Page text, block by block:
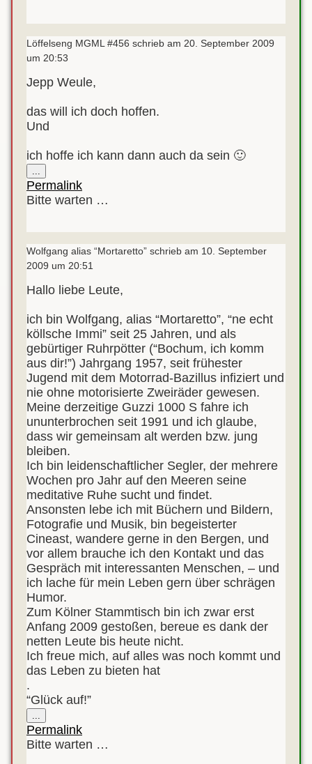
Löffelseng MGML #456 schrieb am 20. September 2009
um 20:53
Jepp Weule,
das will ich doch hoffen.
Und
ich hoffe ich kann dann auch da sein 🙂
Metabox
ein-/ausblenden.
Permalink
Bitte warten …
Wolfgang alias “Mortaretto” schrieb am 10. September
2009 um 20:51
Hallo liebe Leute,
ich bin Wolfgang, alias “Mortaretto”, “ne echt
köllsche Immi” seit 25 Jahren, und als
gebürtiger Ruhrpötter (“Bochum, ich komm
aus dir!”) Jahrgang 1957, seit frühester
Jugend mit dem Motorrad-Bazillus infiziert und
nie ohne motorisierte Zweiräder gewesen.
Meine derzeitige Guzzi 1000 S fahre ich
ununterbrochen seit 1991 und ich glaube,
dass wir gemeinsam alt werden bzw. jung
bleiben.
Ich bin leidenschaftlicher Segler, der mehrere
Wochen pro Jahr auf den Meeren seine
meditative Ruhe sucht und findet.
Ansonsten lebe ich mit Büchern und Bildern,
Fotografie und Musik, bin begeisterter
Cineast, wandere gerne in den Bergen, und
vor allem brauche ich den Kontakt und das
Gespräch mit interessanten Menschen, – und
ich lache für mein Leben gern über schrägen
Humor.
Zum Kölner Stammtisch bin ich zwar erst
Anfang 2009 gestoßen, bereue es dank der
netten Leute bis heute nicht.
Ich freue mich, auf alles was noch kommt und
das Leben zu bieten hat
.
“Glück auf!”
...
Metabox
ein-/ausblenden.
Permalink
Bitte warten …